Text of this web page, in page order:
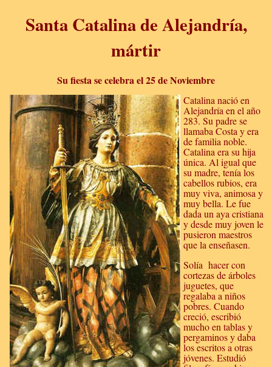
Santa Catalina de Alejandría,
mártir
Su fiesta se celebra el 25 de Noviembre
Catalina nació en
Alejandría en el año
283. Su padre se
llamaba Costa y era
de familia noble.
Catalina era su hija
única. Al igual que
su madre, tenía los
cabellos rubios, era
muy viva, animosa y
muy bella. Le fue
dada un aya cristiana
y desde muy joven le
pusieron maestros
que la enseñasen.
Solía hacer con
cortezas de árboles
juguetes, que
regalaba a niños
pobres. Cuando
creció, escribió
mucho en tablas y
pergaminos y daba
los escritos a otras
jóvenes. Estudió